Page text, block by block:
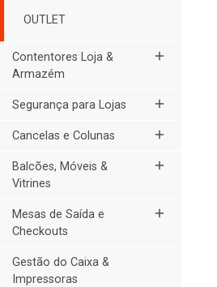
OUTLET
Contentores Loja &
Armazém
add
Segurança para Lojas add
Cancelas e Colunas add
Balcões, Móveis &
Vitrines
add
Mesas de Saída e
Checkouts
add
Gestão do Caixa &
Impressoras